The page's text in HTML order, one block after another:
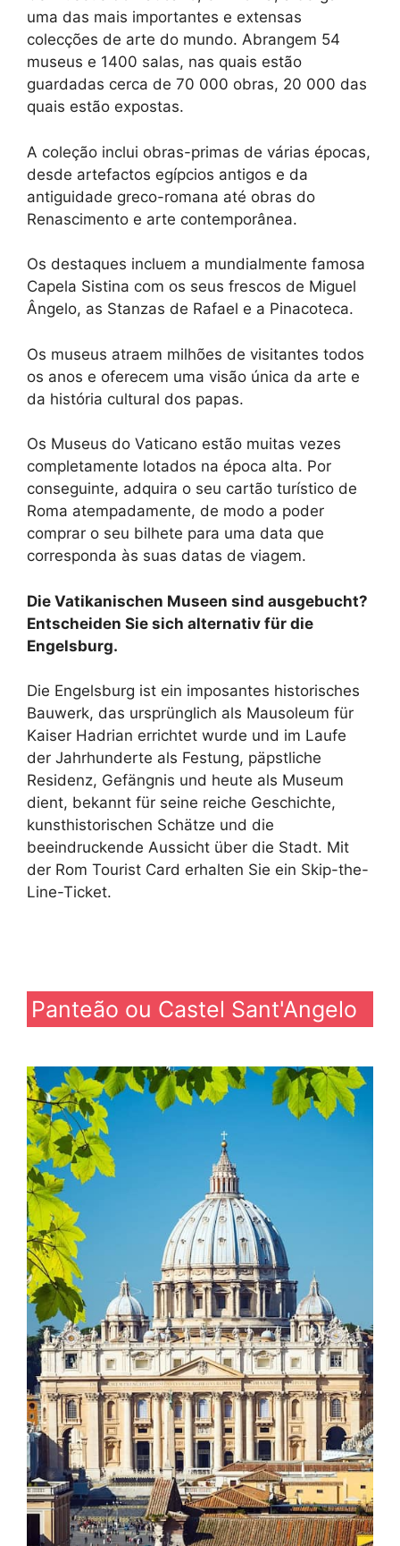
uma das mais importantes e extensas
colecções de arte do mundo. Abrangem 54
museus e 1400 salas, nas quais estão
guardadas cerca de 70 000 obras, 20 000 das
quais estão expostas.
A coleção inclui obras-primas de várias épocas,
desde artefactos egípcios antigos e da
antiguidade greco-romana até obras do
Renascimento e arte contemporânea.
Os destaques incluem a mundialmente famosa
Capela Sistina com os seus frescos de Miguel
Ângelo, as Stanzas de Rafael e a Pinacoteca.
Os museus atraem milhões de visitantes todos
os anos e oferecem uma visão única da arte e
da história cultural dos papas.
Os Museus do Vaticano estão muitas vezes
completamente lotados na época alta. Por
conseguinte, adquira o seu cartão turístico de
Roma atempadamente, de modo a poder
comprar o seu bilhete para uma data que
corresponda às suas datas de viagem.
Die Vatikanischen Museen sind ausgebucht?
Entscheiden Sie sich alternativ für die
Engelsburg.
Die Engelsburg ist ein imposantes historisches
Bauwerk, das ursprünglich als Mausoleum für
Kaiser Hadrian errichtet wurde und im Laufe
der Jahrhunderte als Festung, päpstliche
Residenz, Gefängnis und heute als Museum
dient, bekannt für seine reiche Geschichte,
kunsthistorischen Schätze und die
beeindruckende Aussicht über die Stadt. Mit
der Rom Tourist Card erhalten Sie ein Skip-the-
Line-Ticket.
Panteão ou Castel Sant'Angelo